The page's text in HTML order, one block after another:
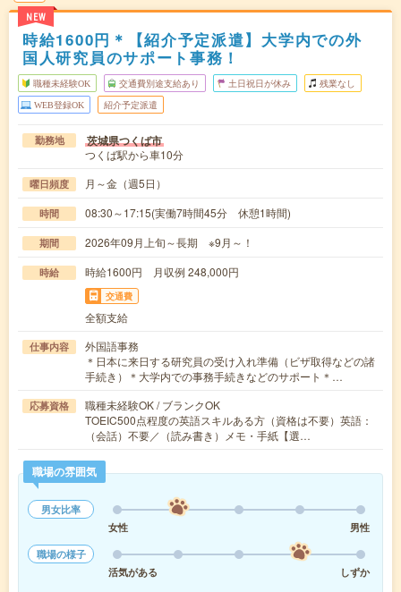
NEW
時給1600円＊【紹介予定派遣】大学内での外
国人研究員のサポート事務！
職種未経験OK 交通費別途支給あり 土日祝日が休み 残業なし
WEB登録OK 紹介予定派遣
勤務地 茨城県つくば市
つくば駅から車10分
曜日頻度 月～金（週5日）
時間 08:30～17:15(実働7時間45分 休憩1時間)
期間 2026年09月上旬～長期 ※9月～！
時給 時給1600円 月収例 248,000円
交通費
全額支給
仕事内容
外国語事務
＊日本に来日する研究員の受け入れ準備（ビザ取得などの諸
手続き）＊大学内での事務手続きなどのサポート＊…
応募資格
職種未経験OK / ブランクOK
TOEIC500点程度の英語スキルある方（資格は不要）英語：
（会話）不要／（読み書き）メモ・手紙【選…
職場の雰囲気
男女比率
女性
男性
職場の様子
活気がある
しずか